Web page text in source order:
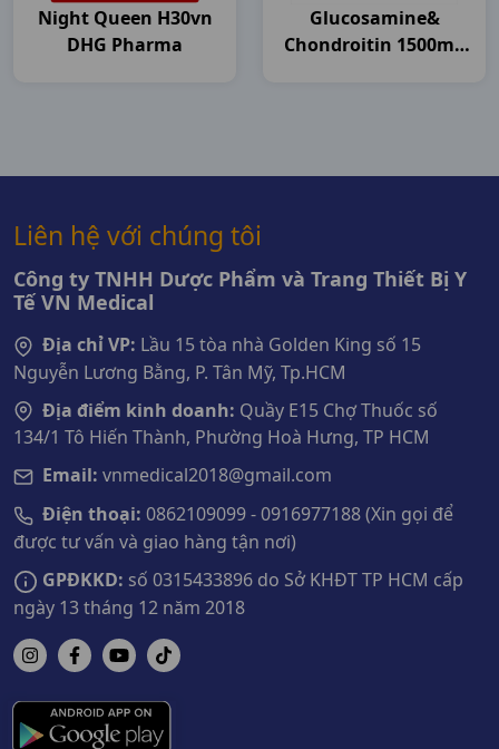
Night Queen H30vn
DHG Pharma
Glucosamine&
Chondroitin 1500mg
Liên hệ với chúng tôi
Công ty TNHH Dược Phẩm và Trang Thiết Bị Y
Tế VN Medical
Địa chỉ VP: Lầu 15 tòa nhà Golden King số 15
Nguyễn Lương Bằng, P. Tân Mỹ, Tp.HCM
Địa điểm kinh doanh: Quầy E15 Chợ Thuốc số
134/1 Tô Hiến Thành, Phường Hoà Hưng, TP HCM
Email: vnmedical2018@gmail.com
Điện thoại: 0862109099 - 0916977188 (Xin gọi để
được tư vấn và giao hàng tận nơi)
GPĐKKD: số 0315433896 do Sở KHĐT TP HCM cấp
ngày 13 tháng 12 năm 2018